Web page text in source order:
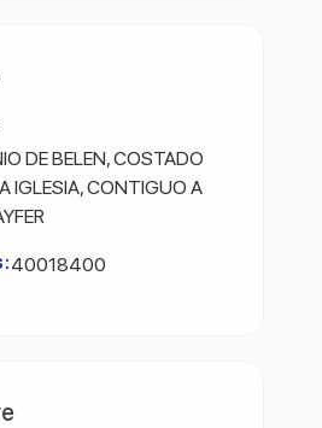
DE BELEN, COSTADO
IGLESIA, CONTIGUO A
40018400